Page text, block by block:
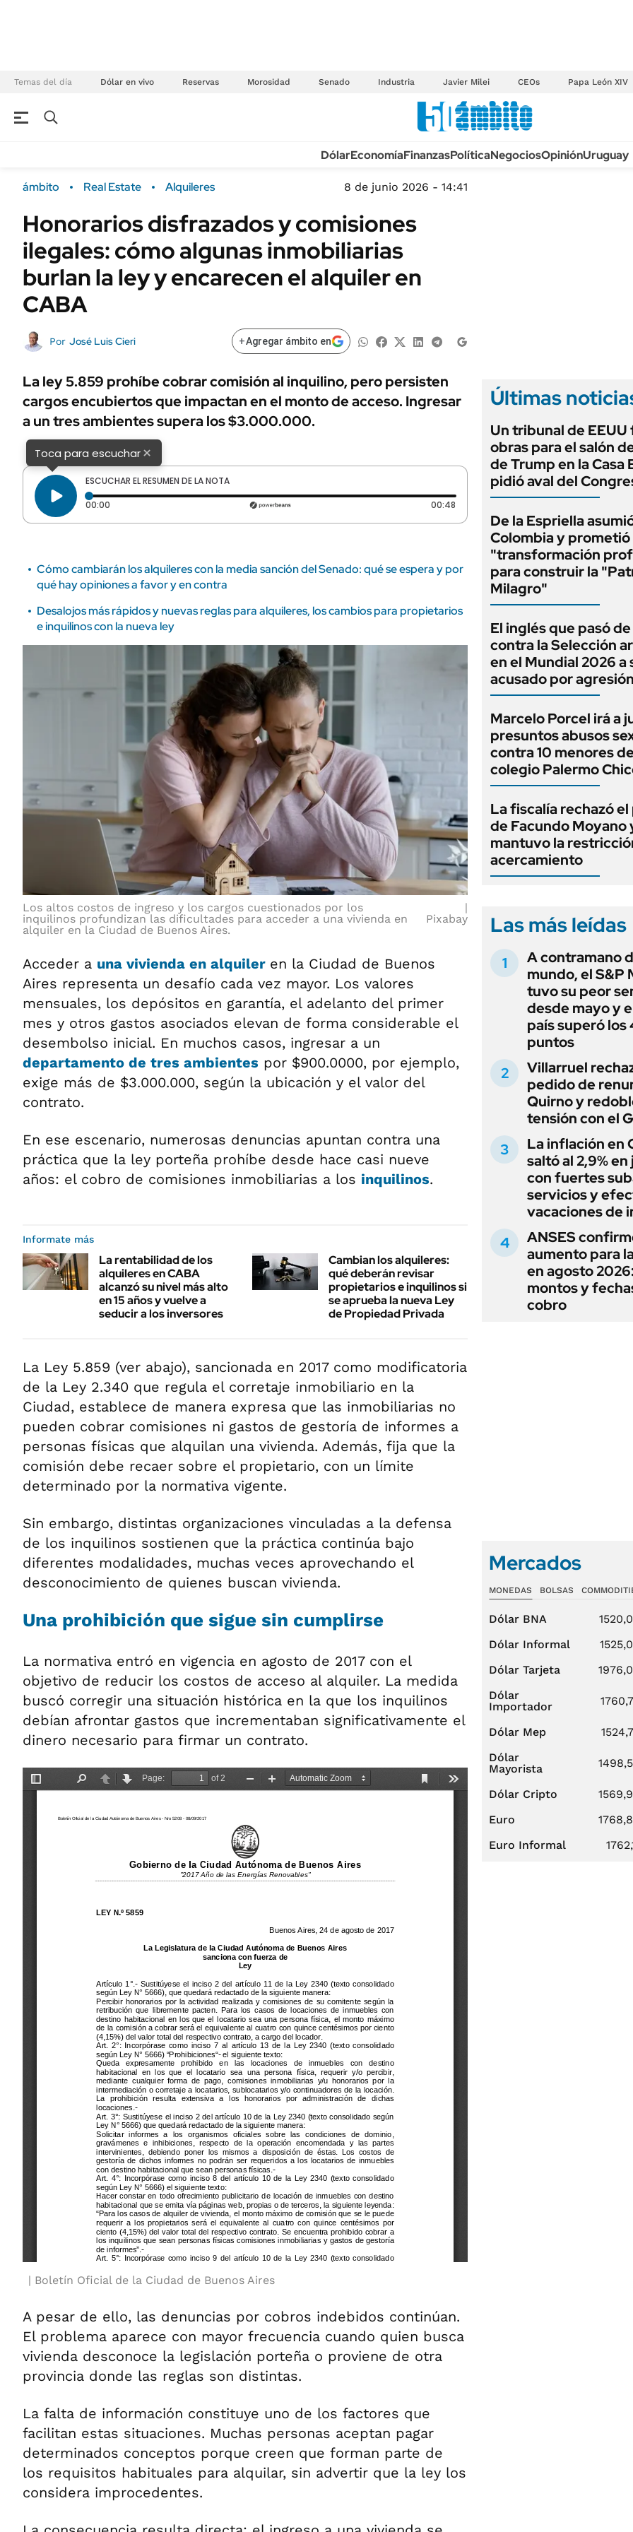
Temas del día Dólar en vivo Reservas Morosidad Senado Industria Javier Milei CEOs Papa León XIV
Campo
FINANZAS
Dólar
Mercados
MEDIAKIT AMBITO DEBATE
Sustentabilidad
Seguros
ENERGY REPORT
POLÍTICA
Municipios
TECNOLOGÍA
MÉXICO
MUNDO
INFORMACIÓN GENERAL
ESPECTÁCULOS
AUTOS
DólarEconomíaFinanzasPolíticaNegociosOpiniónUruguay
ámbito Real Estate Alquileres 8 de junio 2026 - 14:41
Honorarios disfrazados y comisiones
ilegales: cómo algunas inmobiliarias
burlan la ley y encarecen el alquiler en
CABA
Por José Luis Cieri +Agregar ámbito en
La ley 5.859 prohíbe cobrar comisión al inquilino, pero persisten
cargos encubiertos que impactan en el monto de acceso. Ingresar
a un tres ambientes supera los $3.000.000.
Toca para escuchar×
ESCUCHAR EL RESUMEN DE LA NOTA
00:00 Tiempo transcurrido: 0 segundos 00:48
Cómo cambiarán los alquileres con la media sanción del Senado: qué se espera y por
qué hay opiniones a favor y en contra
Desalojos más rápidos y nuevas reglas para alquileres, los cambios para propietarios
e inquilinos con la nueva ley
Los altos costos de ingreso y los cargos cuestionados por los
inquilinos profundizan las dificultades para acceder a una vivienda en
alquiler en la Ciudad de Buenos Aires.
Pixabay
Acceder a una vivienda en alquiler en la Ciudad de Buenos
Aires representa un desafío cada vez mayor. Los valores
mensuales, los depósitos en garantía, el adelanto del primer
mes y otros gastos asociados elevan de forma considerable el
desembolso inicial. En muchos casos, ingresar a un
departamento de tres ambientes por $900.0000, por ejemplo,
exige más de $3.000.000, según la ubicación y el valor del
contrato.
En ese escenario, numerosas denuncias apuntan contra una
práctica que la ley porteña prohíbe desde hace casi nueve
años: el cobro de comisiones inmobiliarias a los inquilinos.
Informate más
La rentabilidad de los
alquileres en CABA
alcanzó su nivel más alto
en 15 años y vuelve a
seducir a los inversores
Cambian los alquileres:
qué deberán revisar
propietarios e inquilinos si
se aprueba la nueva Ley
de Propiedad Privada
La Ley 5.859 (ver abajo), sancionada en 2017 como modificatoria
de la Ley 2.340 que regula el corretaje inmobiliario en la
Ciudad, establece de manera expresa que las inmobiliarias no
pueden cobrar comisiones ni gastos de gestoría de informes a
personas físicas que alquilan una vivienda. Además, fija que la
comisión debe recaer sobre el propietario, con un límite
determinado por la normativa vigente.
Sin embargo, distintas organizaciones vinculadas a la defensa
de los inquilinos sostienen que la práctica continúa bajo
diferentes modalidades, muchas veces aprovechando el
desconocimiento de quienes buscan vivienda.
Una prohibición que sigue sin cumplirse
La normativa entró en vigencia en agosto de 2017 con el
objetivo de reducir los costos de acceso al alquiler. La medida
buscó corregir una situación histórica en la que los inquilinos
debían afrontar gastos que incrementaban significativamente el
dinero necesario para firmar un contrato.
Boletín Oficial de la Ciudad de Buenos Aires
A pesar de ello, las denuncias por cobros indebidos continúan.
El problema aparece con mayor frecuencia cuando quien busca
vivienda desconoce la legislación porteña o proviene de otra
provincia donde las reglas son distintas.
La falta de información constituye uno de los factores que
facilitan estas situaciones. Muchas personas aceptan pagar
determinados conceptos porque creen que forman parte de
los requisitos habituales para alquilar, sin advertir que la ley los
considera improcedentes.
Últimas
Un tribunal de EEUU
obras para el salón
de Trump en la Casa
pidió aval del
De la Espriella
Colombia y prometió
"transformación
para construir la
Milagro"
El inglés que pasó
contra la Selección
en el Mundial 2026 a
acusado por agresión
Marcelo Porcel irá a
presuntos abusos
contra 10 menores
colegio Palermo
La fiscalía rechazó
de Facundo Moyano
mantuvo la
acercamiento
Las más leídas
A contramano
mundo, el S&P
tuvo su peor
desde mayo y
país superó los
puntos
Villarruel
pedido de
Quirno y
tensión con el
La inflación en
saltó al 2,9% en
con fuertes
servicios y
vacaciones de
ANSES
aumento para
en agosto
montos y
cobro
Mercados
MONEDAS BOLSAS
Dólar BNA
Dólar Informal
Dólar Tarjeta
Dólar
Importador
Dólar Mep
Dólar
Mayorista
Dólar Cripto
Euro
Euro Informal